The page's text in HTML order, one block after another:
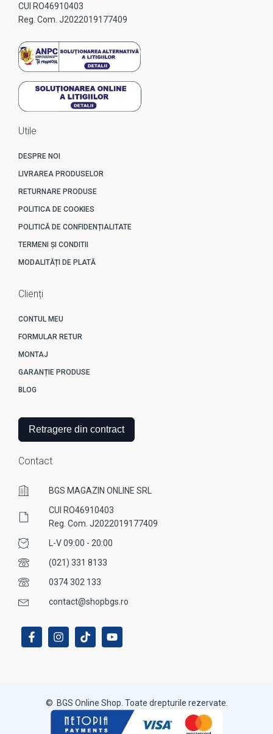
CUI RO46910403
Reg. Com. J2022019177409
Utile
DESPRE NOI
LIVRAREA PRODUSELOR
RETURNARE PRODUSE
POLITICA DE COOKIES
POLITICĂ DE CONFIDENȚIALITATE
TERMENI ȘI CONDITII
MODALITĂȚI DE PLATĂ
Clienți
CONTUL MEU
FORMULAR RETUR
MONTAJ
GARANȚIE PRODUSE
BLOG
Retragere din contract
Contact
BGS MAGAZIN ONLINE SRL
CUI RO46910403
Reg. Com. J2022019177409
L-V 09:00 - 20:00
(021) 331 8133
0374 302 133
contact@shopbgs.ro
© BGS Online Shop. Toate drepturile rezervate.